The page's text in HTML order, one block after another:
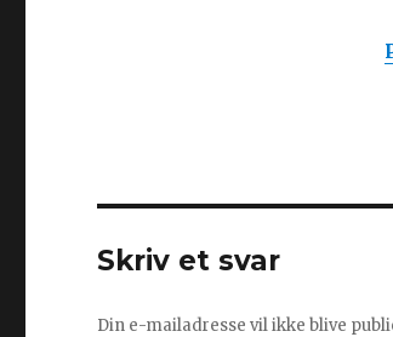
Skriv et svar
Din e-mailadresse vil ikke blive